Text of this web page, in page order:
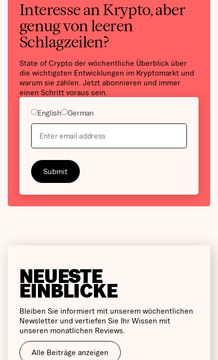
Interesse an Krypto, aber
genug von leeren
Schlagzeilen?
State of Crypto der wöchentliche Überblick über
die wichtigsten Entwicklungen im Kryptomarkt und
warum sie zählen. Jetzt abonnieren und immer
einen Schritt voraus sein.
English German
NEUESTE
EINBLICKE
Bleiben Sie informiert mit unserem wöchentlichen
Newsletter und vertiefen Sie Ihr Wissen mit
unseren monatlichen Reviews.
Alle Beiträge anzeigen